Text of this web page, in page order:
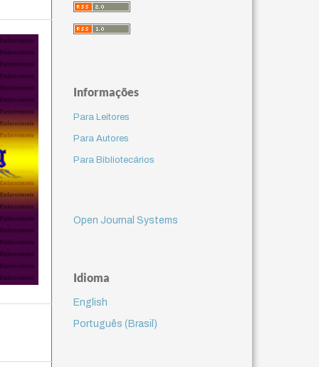
Informações
Para Leitores
Para Autores
Para Bibliotecários
Open Journal Systems
Idioma
English
Português (Brasil)